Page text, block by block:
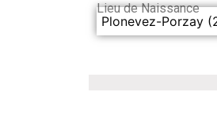
Lieu de Naissance
Plonevez-Porzay